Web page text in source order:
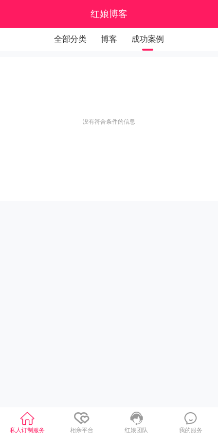
红娘博客
全部分类 博客 成功案例
没有符合条件的信息
私人订制服务 相亲平台 红娘团队 我的服务